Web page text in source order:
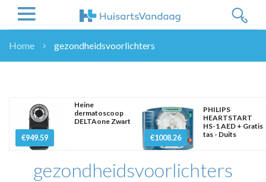
OVERHEID
WETENSCHAP
ZORGVERZEKERAARS
NASCHOLINGEN
Home gezondheidsvoorlichters
€949.59
Heine
dermatoscoop
DELTAone Zwart
€1008.26
PHILIPS
HEARTSTART
HS-1 AED + Gratis
tas - Duits
gezondheidsvoorlichters